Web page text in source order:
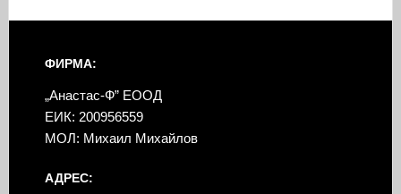
ФИРМА:
„Анастас-Ф” ЕООД
ЕИК: 200956559
МОЛ: Михаил Михайлов
АДРЕС: